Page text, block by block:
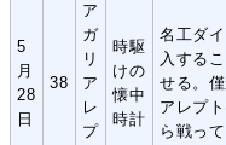
5
月
28
日
38
ア
ガ
リ
ア
レ
プ
時駆
けの
懐中
時計
名工ダ
入する
せる。
アレプ
ら戦って